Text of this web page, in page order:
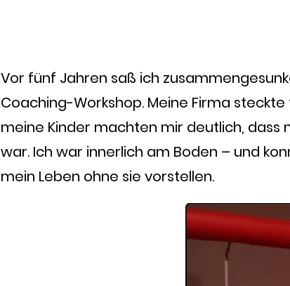
Vor fünf Jahren saß ich
Coaching-Workshop. Meine Firma
meine Kinder machten mir deutlich,
war. Ich war innerlich am Boden – und
mein Leben ohne sie vorstellen.